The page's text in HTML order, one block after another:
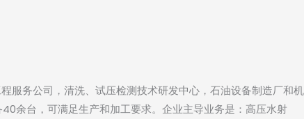
服务公司，清洗、试压检测技术研发中心，石油设备制造厂和机
余台，可满足生产和加工要求。企业主导业务是：高压水射